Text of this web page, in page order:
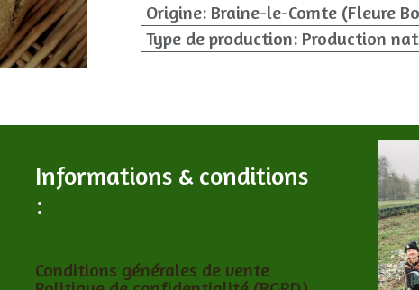
Origine: Braine-le-Comte (Fleure
Type de production: Production
Informations & conditions
:
Conditions générales de vente